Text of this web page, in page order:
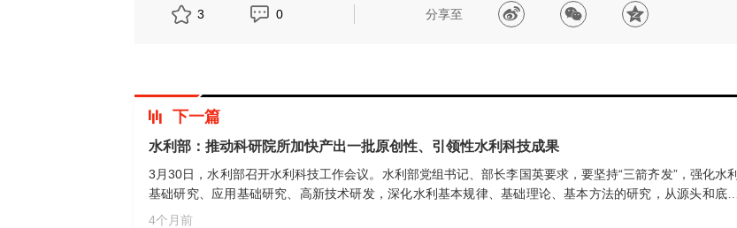
3 0 分享至
下一篇
水利部：推动科研院所加快产出一批原创性、引领性水利科技成果
3月30日，水利部召开水利科技工作会议。水利部党组书记、部长李国英要求，要坚持“三箭齐发”，强化水利
基础研究、应用基础研究、高新技术研发，深化水利基本规律、基础理论、基本方法的研究，从源头和底层
破解水利应用基础研究领域瓶颈制约科技难题，驱动生产力迭代升级。要构建“三型平台”，健全涵盖水利原型
4个月前